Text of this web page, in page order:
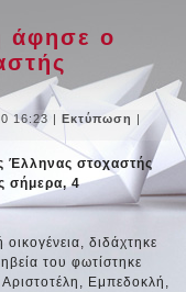
άφησε ο
16:23 |Εκτύπωση |
Έλληνας στοχαστής
σήμερα, 4
διδάχτηκε
του φωτίστηκε
Εμπεδοκλή,